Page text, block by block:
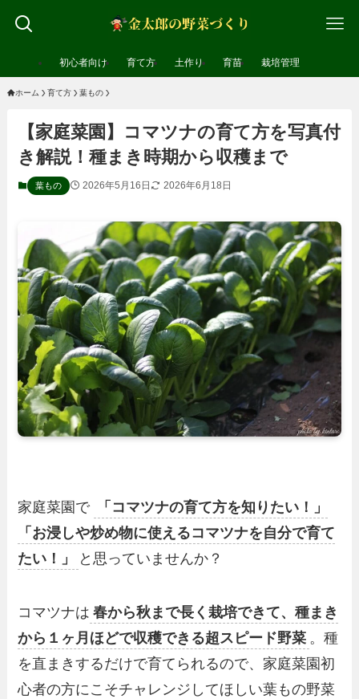
初心者向け 育て方 土作り 育苗 栽培管理
ホーム 育て方 葉もの
【家庭菜園】コマツナの育て方を写真付
き解説！種まき時期から収穫まで
葉もの 2026年5月16日 2026年6月18日
家庭菜園で
「コマツナの育て方を知りたい！」
「お浸しや炒め物に使えるコマツナを自分で育て
たい！」
と思っていませんか？
コマツナは 春から秋まで長く栽培できて、種まき
から１ヶ月ほどで収穫できる超スピード野菜 。種
を直まきするだけで育てられるので、家庭菜園初
心者の方にこそチャレンジしてほしい葉もの野菜